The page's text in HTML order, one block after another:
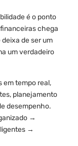
é o ponto
chega
de ser um
um verdadeiro
em tempo real,
planejamento
desempenho.
→
→